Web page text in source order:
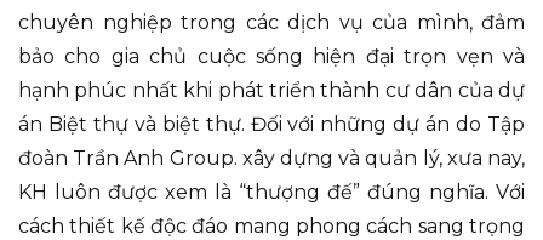
chuyên nghiệp trong các dịch vụ của mình, đảm
bảo cho gia chủ cuộc sống hiện đại trọn vẹn và
hạnh phúc nhất khi phát triển thành cư dân của dự
án Biệt thự và biệt thự. Đối với những dự án do Tập
đoàn Trần Anh Group. xây dựng và quản lý, xưa nay,
KH luôn được xem là “thượng đế” đúng nghĩa. Với
cách thiết kế độc đáo mang phong cách sang trọng